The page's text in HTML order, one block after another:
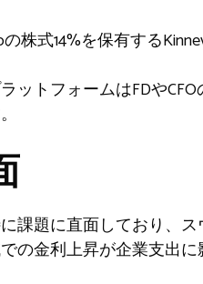
株式14%を保有する
ットフォームはFDや
課題に直面しており、
の金利上昇が企業支出